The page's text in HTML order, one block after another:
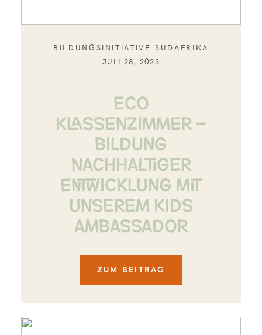
BILDUNGSINITIATIVE SÜDAFRIKA
JULI 28, 2023
ECO
KLASSENZIMMER –
BILDUNG
NACHHALTIGER
ENTWICKLUNG MIT
UNSEREM KIDS
AMBASSADOR
ZUM BEITRAG